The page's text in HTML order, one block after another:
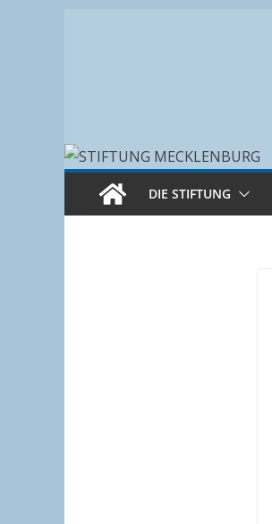
DIE STIFTUNG